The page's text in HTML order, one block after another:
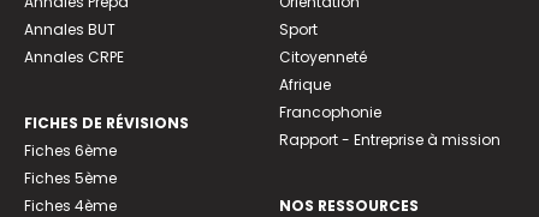
Annales BUT
Annales CRPE
FICHES DE RÉVISIONS
Fiches 6ème
Fiches 5ème
Fiches 4ème
Sport
Citoyenneté
Afrique
Francophonie
Rapport - Entreprise à mission
NOS RESSOURCES